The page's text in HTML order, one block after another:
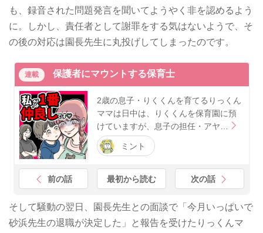
も、録音された問題発言を聞いてようやく非を認めるよう
に。しかし、責任者として謝罪をする気はないようで、そ
の後の対応は園長先生に丸投げしてしまったのです。
連載 保護者にマウントする保育士
2歳の息子・りくくんを育てるりっくん
ママは日中は、りくくんを保育園に預
けていますが、息子の担任・アヤ…
ミント
前の話 最初から読む 次の話
そして騒動の翌日、園長先生との面談で「今月いっぱいで
砂浜先生の退職が決定した」と報告を受けたりっくんマ